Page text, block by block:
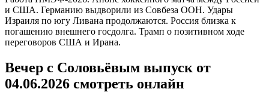
и США. Германию выдворили из Совбеза ООН. Удары
Израиля по югу Ливана продолжаются. Россия близка к
погашению внешнего госдолга. Трамп о позитивном ходе
переговоров США и Ирана.
Вечер с Соловьёвым выпуск от
04.06.2026 смотреть онлайн